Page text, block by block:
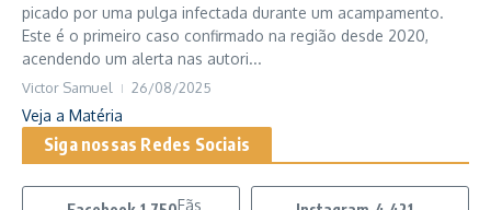
picado por uma pulga infectada durante um acampamento.
Este é o primeiro caso confirmado na região desde 2020,
acendendo um alerta nas autori...
Victor Samuel 26/08/2025
Veja a Matéria
Siga nossas Redes Sociais
Fãs